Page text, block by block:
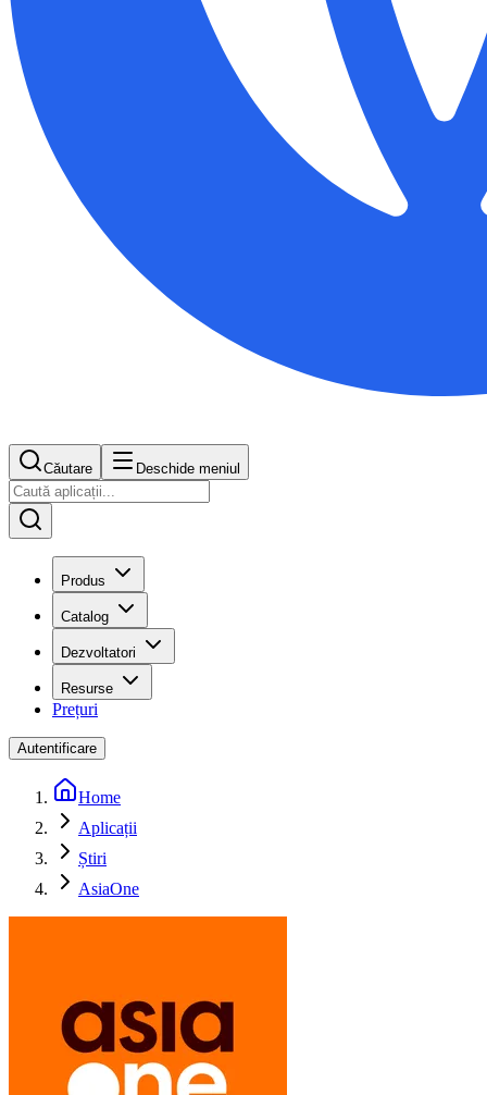
Căutare Deschide meniul
Produs
Catalog
Dezvoltatori
Resurse
Prețuri
Autentificare
Home
Aplicații
Știri
AsiaOne